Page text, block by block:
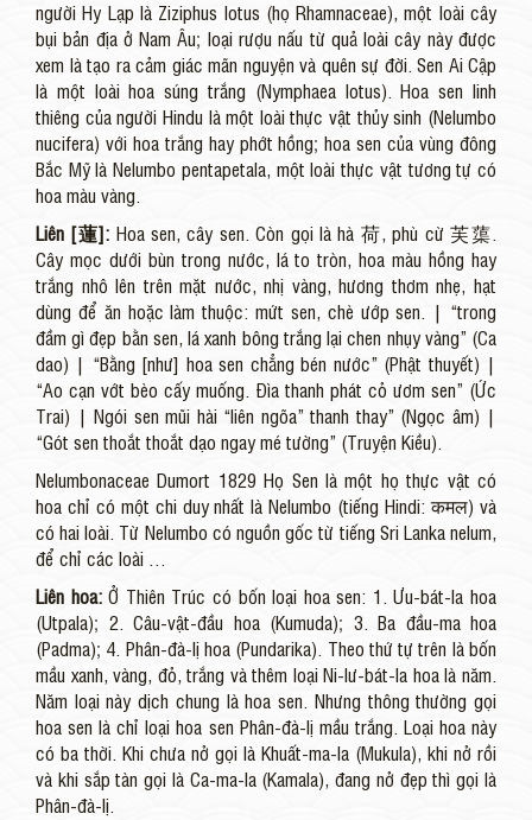
người Hy Lạp là Ziziphus lotus (họ Rhamnaceae), một loài cây
bụi bản địa ở Nam Âu; loại rượu nấu từ quả loài cây này được
xem là tạo ra cảm giác mãn nguyện và quên sự đời. Sen Ai Cập
là một loài hoa súng trắng (Nymphaea lotus). Hoa sen linh
thiêng của người Hindu là một loài thực vật thủy sinh (Nelumbo
nucifera) với hoa trắng hay phớt hồng; hoa sen của vùng đông
Bắc Mỹ là Nelumbo pentapetala, một loài thực vật tương tự có
hoa màu vàng.
Liên [蓮]: Hoa sen, cây sen. Còn gọi là hà 荷, phù cừ 芙蕖.
Cây mọc dưới bùn trong nước, lá to tròn, hoa màu hồng hay
trắng nhô lên trên mặt nước, nhị vàng, hương thơm nhẹ, hạt
dùng để ăn hoặc làm thuộc: mứt sen, chè ướp sen. | “trong
đầm gì đẹp bằn sen, lá xanh bông trắng lại chen nhụy vàng” (Ca
dao) | “Bằng [như] hoa sen chẳng bén nước” (Phật thuyết) |
“Ao cạn vớt bèo cấy muống. Đìa thanh phát cỏ ươm sen” (Ức
Trai) | Ngói sen mũi hài “liên ngõa” thanh thay” (Ngọc âm) |
“Gót sen thoắt thoắt dạo ngay mé tường” (Truyện Kiều).
Nelumbonaceae Dumort 1829 Họ Sen là một họ thực vật có
hoa chỉ có một chi duy nhất là Nelumbo (tiếng Hindi: कमल) và
có hai loài. Từ Nelumbo có nguồn gốc từ tiếng Sri Lanka nelum,
để chỉ các loài …
Liên hoa:Ở Thiên Trúc có bốn loại hoa sen: 1. Ưu-bát-la hoa
(Utpala); 2. Câu-vật-đầu hoa (Kumuda); 3. Ba đầu-ma hoa
(Padma); 4. Phân-đà-lị hoa (Pundarika). Theo thứ tự trên là bốn
mầu xanh, vàng, đỏ, trắng và thêm loại Ni-lư-bát-la hoa là năm.
Năm loại này dịch chung là hoa sen. Nhưng thông thường gọi
hoa sen là chỉ loại hoa sen Phân-đà-lị mầu trắng. Loại hoa này
có ba thời. Khi chưa nở gọi là Khuất-ma-la (Mukula), khi nở rồi
và khi sắp tàn gọi là Ca-ma-la (Kamala), đang nở đẹp thì gọi là
Phân-đà-lị.